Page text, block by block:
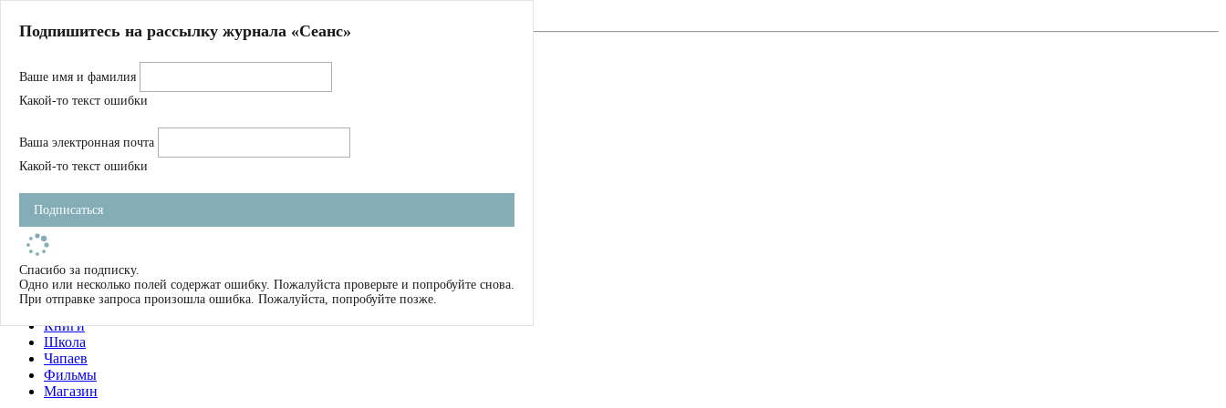
Магазин
Журнал
Школа
Устав
Фильмы
Имена
Тэги
О нас
Журнал
Книги
Школа
Чапаев
Фильмы
Магазин
Подпишитесь на рассылку журнала «Сеанс»
Ваше имя и фамилия
Какой-то текст ошибки
Ваша электронная почта
Какой-то текст ошибки
Подписаться
Спасибо за подписку.
Одно или несколько полей содержат ошибку. Пожалуйста проверьте и попробуйте снова.
При отправке запроса произошла ошибка. Пожалуйста, попробуйте позже.